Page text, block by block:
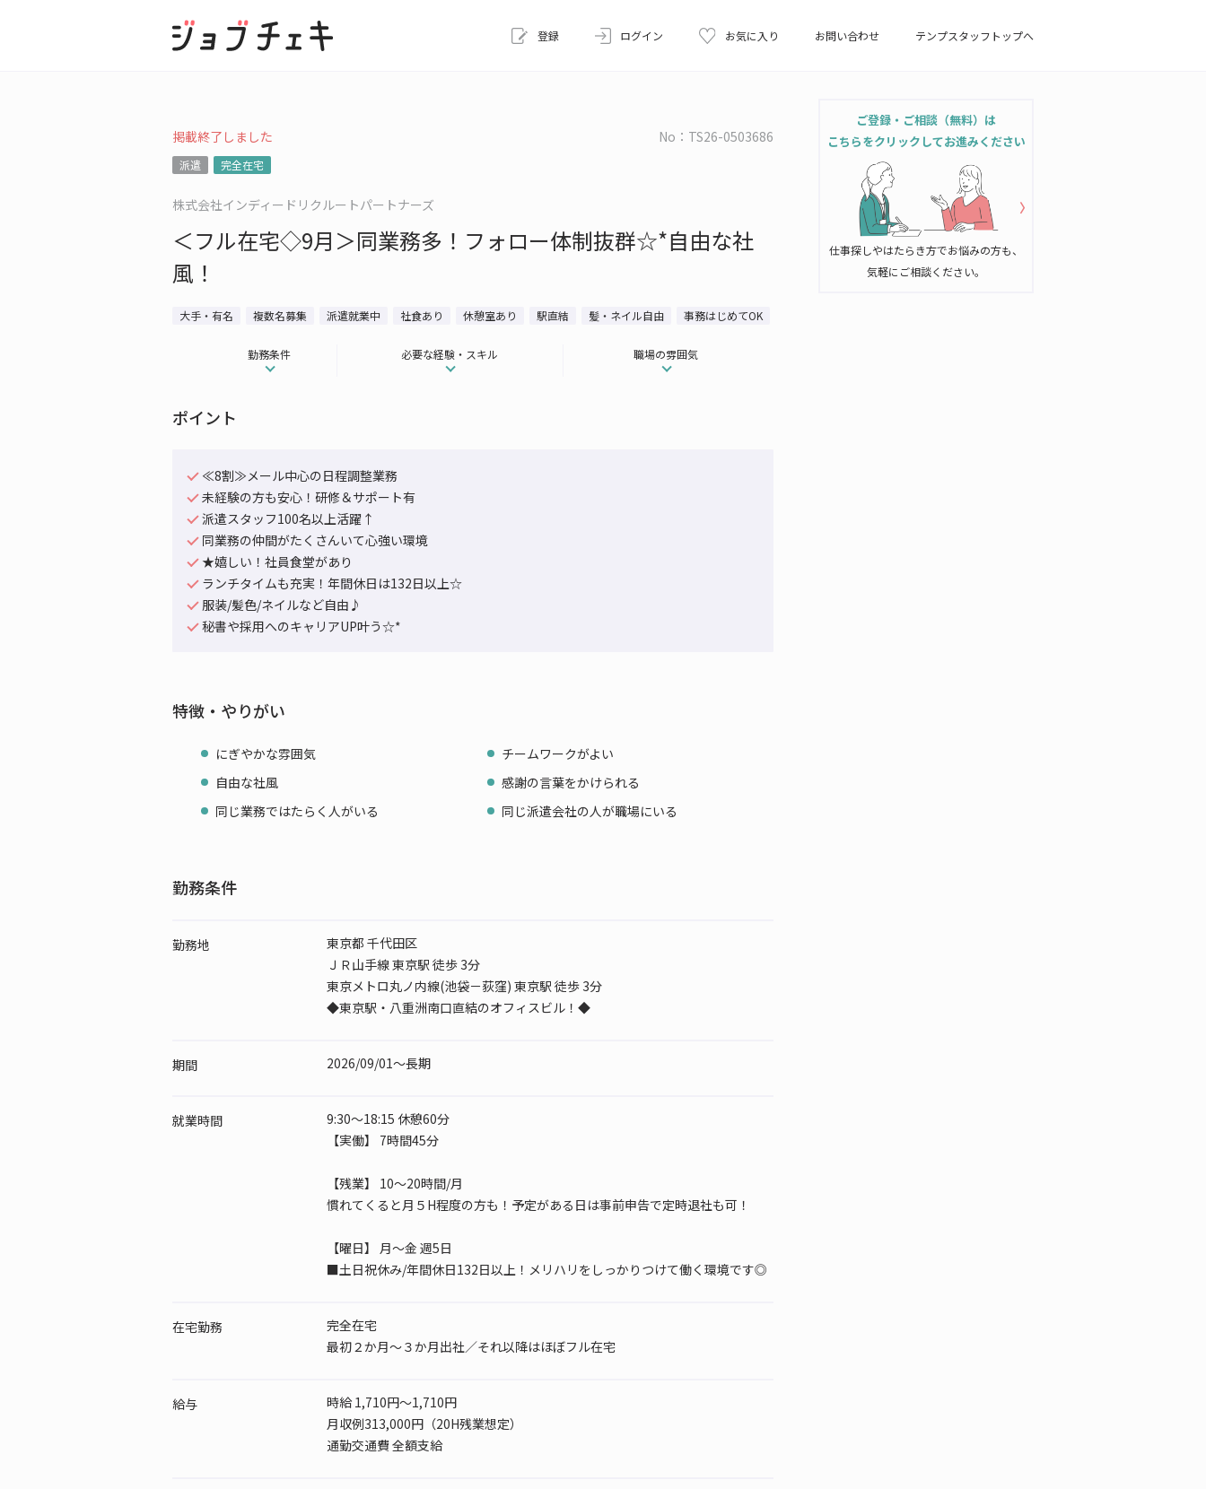
登録 ログイン お気に入り お問い合わせ テンプスタッフトップへ
掲載終了しました No：TS26-0503686
派遣 完全在宅
株式会社インディードリクルートパートナーズ
＜フル在宅◇9月＞同業務多！フォロー体制抜群☆*自由な社
風！
大手・有名 複数名募集 派遣就業中 社食あり 休憩室あり 駅直結 髪・ネイル自由 事務はじめてOK
勤務条件 必要な経験・スキル 職場の雰囲気
ポイント
≪8割≫メール中心の日程調整業務
未経験の方も安心！研修＆サポート有
派遣スタッフ100名以上活躍↑
同業務の仲間がたくさんいて心強い環境
★嬉しい！社員食堂があり
ランチタイムも充実！年間休日は132日以上☆
服装/髪色/ネイルなど自由♪
秘書や採用へのキャリアUP叶う☆*
特徴・やりがい
にぎやかな雰囲気
チームワークがよい
自由な社風
感謝の言葉をかけられる
同じ業務ではたらく人がいる
同じ派遣会社の人が職場にいる
勤務条件
勤務地
東京都 千代田区
ＪＲ山手線 東京駅 徒歩 3分
東京メトロ丸ノ内線(池袋－荻窪) 東京駅 徒歩 3分
◆東京駅・八重洲南口直結のオフィスビル！◆
期間 2026/09/01～長期
就業時間
9:30～18:15 休憩60分
【実働】 7時間45分
【残業】 10～20時間/月
慣れてくると月５H程度の方も！予定がある日は事前申告で定時退社も可！
【曜日】
月～金 週5日
■土日祝休み/年間休日132日以上！メリハリをしっかりつけて働く環境です◎
在宅勤務
完全在宅
最初２か月～３か月出社／それ以降はほぼフル在宅
給与
時給 1,710円～1,710円
月収例313,000円（20H残業想定）
通勤交通費 全額支給
ご登録・ご相談（無料）は
こちらをクリックしてお進みください
仕事探しやはたらき方でお悩みの方も、
気軽にご相談ください。